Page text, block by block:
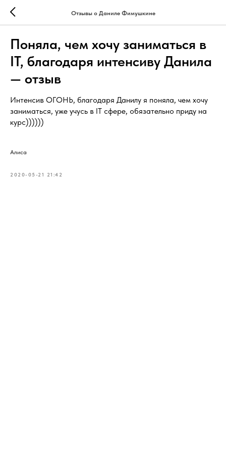
Отзывы о Даниле Фимушкине
Поняла, чем хочу заниматься в
IT, благодаря интенсиву Данила
— отзыв
Интенсив ОГОНЬ, благодаря Данилу я поняла, чем хочу
заниматься, уже учусь в IT сфере, обязательно приду на
курс))))))
Алиса
2020-05-21 21:42